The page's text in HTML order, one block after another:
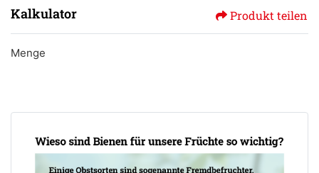
Kalkulator Produkt teilen
Menge